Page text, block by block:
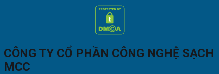
CÔNG TY CỔ PHẦN CÔNG NGHỆ SẠCH
MCC